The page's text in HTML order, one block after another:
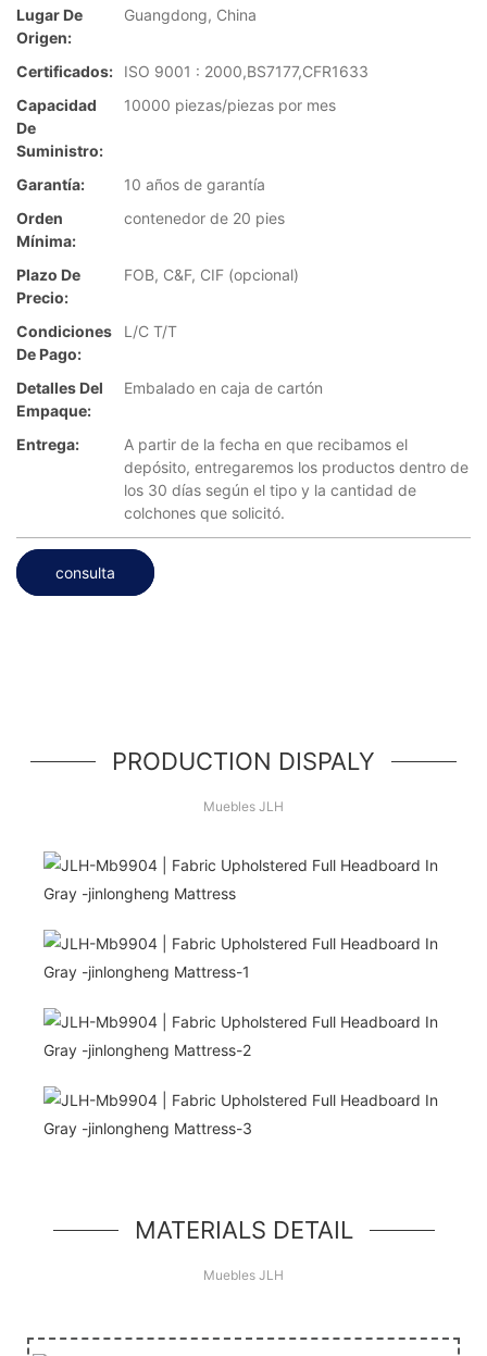
Lugar De
Origen:
Guangdong, China
Certificados:
ISO 9001 : 2000,BS7177,CFR1633
Capacidad
De
Suministro:
10000 piezas/piezas por mes
Garantía:
10 años de garantía
Orden
Mínima:
contenedor de 20 pies
Plazo De
Precio:
FOB, C&F, CIF (opcional)
Condiciones
De Pago:
L/C T/T
Detalles Del
Empaque:
Embalado en caja de cartón
Entrega:
A partir de la fecha en que recibamos el
depósito, entregaremos los productos dentro de
los 30 días según el tipo y la cantidad de
colchones que solicitó.
consulta
PRODUCTION DISPALY
Muebles JLH
¡Hola Mundo!
MATERIALS DETAIL
Muebles JLH